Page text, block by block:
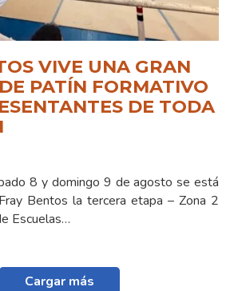
VIVE UNA GRAN
PATÍN FORMATIVO
DE TODA
8 y domingo 9 de agosto se está
Bentos la tercera etapa – Zona 2
Escuelas…
Cargar más